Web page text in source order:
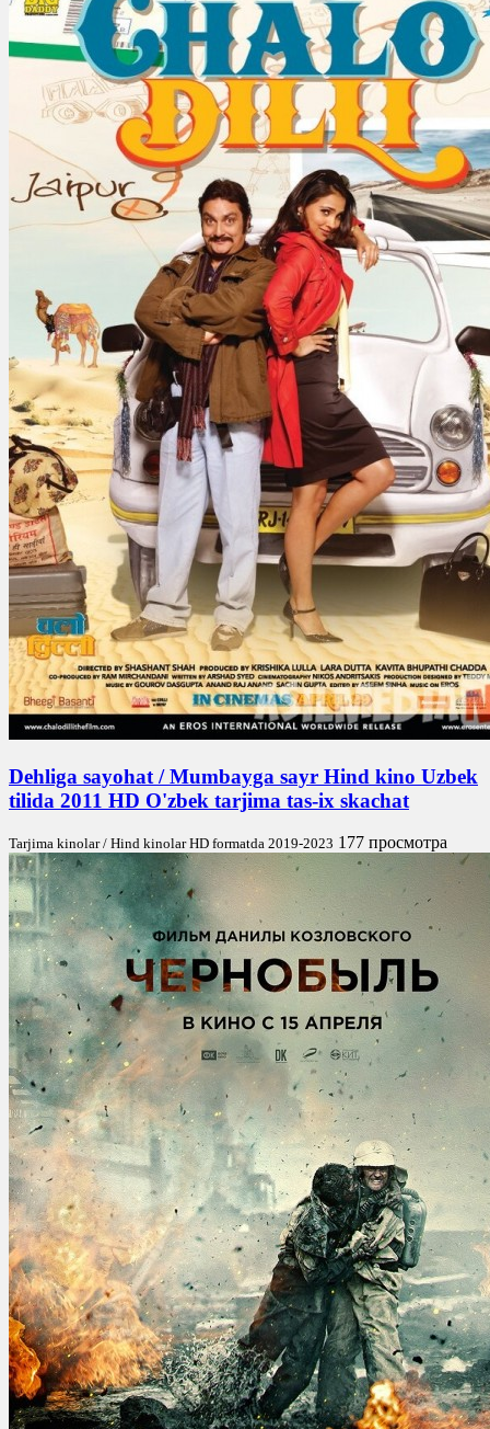
Dehliga sayohat / Mumbayga sayr Hind kino Uzbek
tilida 2011 HD O'zbek tarjima tas-ix skachat
Tarjima kinolar / Hind kinolar HD formatda 2019-2023 177 просмотра